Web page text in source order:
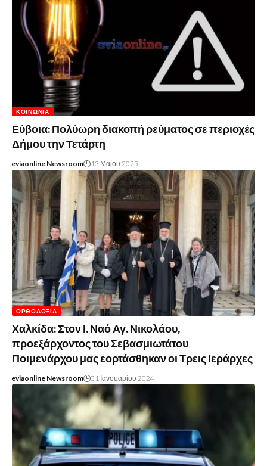
ΚΟΙΝΩΝΊΑ
Εύβοια: Πολύωρη διακοπή ρεύματος σε περιοχές
Δήμου την Τετάρτη
eviaonline Newsroom 13 Μαΐου 2025
ΟΡΘΟΔΟΞΊΑ
Χαλκίδα: Στον Ι. Ναό Αγ. Νικολάου,
προεξάρχοντος του Σεβασμιωτάτου
Ποιμενάρχου μας εορτάσθηκαν οι Τρεις Ιεράρχες
eviaonline Newsroom 31 Ιανουαρίου 2024